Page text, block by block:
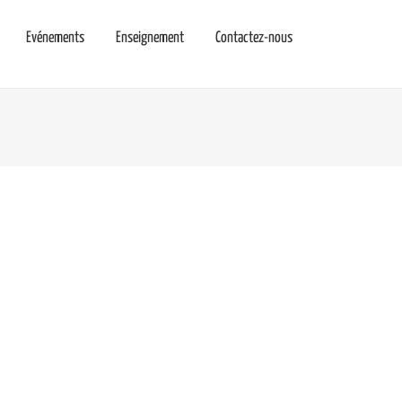
Evénements Enseignement Contactez-nous